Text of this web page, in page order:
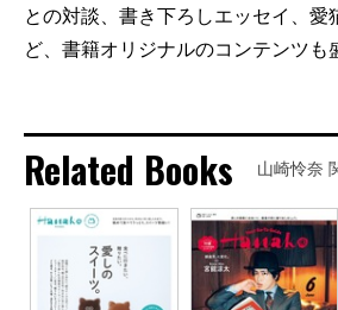
との対談、書き下ろしエッセイ、愛
ど、書籍オリジナルのコンテンツも
Related Books 山崎怜奈